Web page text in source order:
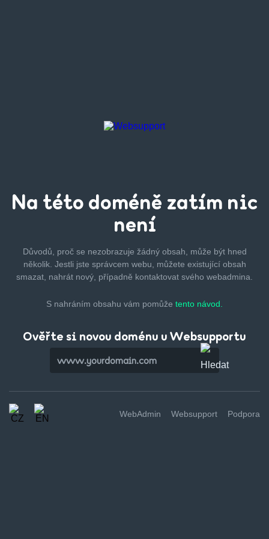
Na této doméně zatím nic
není
Důvodů, proč se nezobrazuje žádný obsah, může být hned
několik. Jestli jste správcem webu, můžete existující obsah
smazat, nahrát nový, případně kontaktovat svého webadmina.
S nahráním obsahu vám pomůže tento návod.
Ověřte si novou doménu u Websupportu
WebAdmin Websupport Podpora